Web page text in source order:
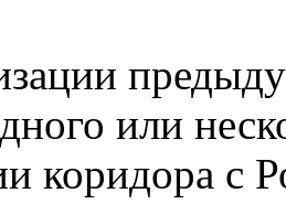
или
коридора с